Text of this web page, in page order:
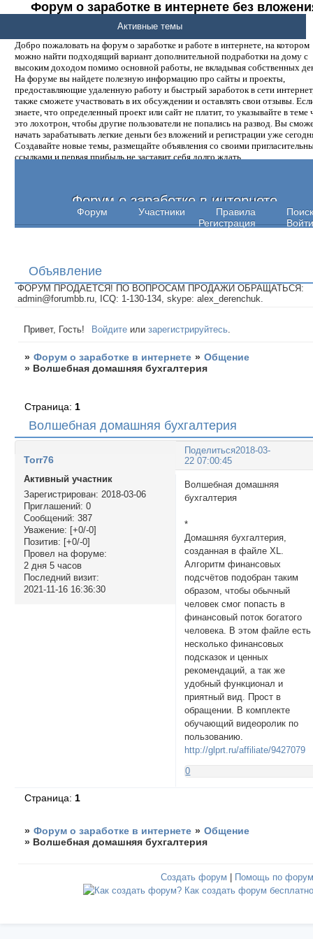
Форум о заработке в интернете без
денег.
Добро пожаловать на форум о заработке и работе в интернете, на котором
можно найти подходящий вариант дополнительной подработки на дому с
высоким доходом помимо основной работы, не вкладывая собственных
На форуме вы найдете полезную информацию про сайты и проекты,
предоставляющие удаленную работу и быстрый заработок в сети
также сможете участвовать в их обсуждении и оставлять свои отзывы.
знаете, что определенный проект или сайт не платит, то указывайте в теме
это лохотрон, чтобы другие пользователи не попались на развод. Вы
начать зарабатывать легкие деньги без вложений и регистрации уже
Создавайте новые темы, размещайте объявления со своими
ссылками и первая прибыль не заставит себя долго ждать.
Форум о заработке в интернете
Форум Участники Правила
Поиск
Регистрация
Войти
Активные темы
Объявление
ФОРУМ ПРОДАЕТСЯ! ПО ВОПРОСАМ ПРОДАЖИ ОБРАЩАТЬСЯ:
admin@forumbb.ru, ICQ: 1-130-134, skype: alex_derenchuk.
Привет, Гость! Войдите илизарегистрируйтесь
» Форум о заработке в интернете » Общение
» Волшебная домашняя бухгалтерия
Волшебная домашняя бухгалтерия
Страница: 1
Поделиться2018-03-
22 07:00:45
Torr76
Активный участник
Зарегистрирован: 2018-03-06
Приглашений: 0
Сообщений: 387
Уважение: [+0/-0]
Позитив: [+0/-0]
Провел на форуме:
2 дня 5 часов
Последний визит:
2021-11-16 16:36:30
Волшебная домашняя
*
Домашняя бухгалтерия,
созданная в файле XL.
Алгоритм финансовых
подсчётов подобран таким
образом, чтобы обычный
человек смог попасть в
финансовый поток богатого
человека. В этом файле есть
несколько финансовых
подсказок и ценных
рекомендаций, а так же
удобный функционал и
приятный вид. Прост в
обращении. В комплекте
обучающий видеоролик по
пользованию.
http://glprt.ru/affiliate/9427079
0
Страница: 1
» Форум о заработке в интернете » Общение
» Волшебная домашняя бухгалтерия
Создать форум Помощь по